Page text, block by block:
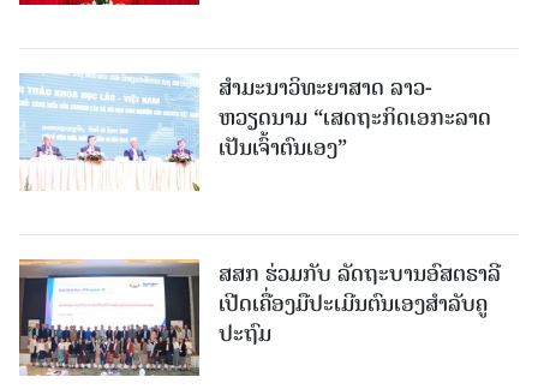
ສຳມະນາວິທະຍາສາດ ລາວ-
ຫວຽດນາມ “ເສດຖະກິດເອກະລາດ
ເປັນເຈົ້າຕົນເອງ”
ສສກ ຮ່ວມກັບ ລັດຖະບານອົສຕຣາລີ
ເປີດເຄື່ອງມືປະເມີນຕົນເອງສຳລັບຄູ
ປະຖົມ